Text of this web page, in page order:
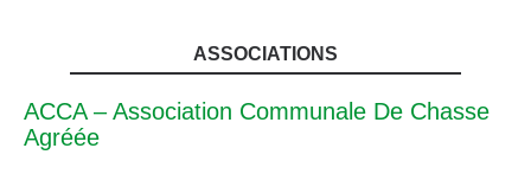
ASSOCIATIONS
ACCA – Association Communale De Chasse
Agréée